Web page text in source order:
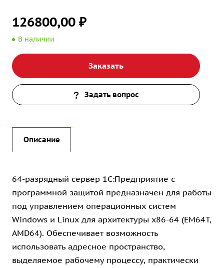
126800,00 ₽
В наличии
Заказать
Задать вопрос
Описание
64-разрядный сервер 1С:Предприятие с
программной защитой предназначен для работы
под управлением операционных систем
Windows и Linux для архитектуры x86-64 (EM64T,
AMD64). Обеспечивает возможность
использовать адресное пространство,
выделяемое рабочему процессу, практически